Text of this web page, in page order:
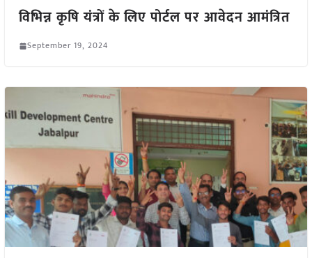
विभिन्न कृषि यंत्रों के लिए पोर्टल पर आवेदन आमंत्रित
September 19, 2024